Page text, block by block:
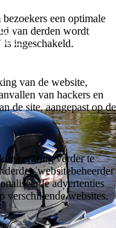
een optimale
van derden wordt
ingeschakeld.
van de website,
van hackers en
de site, aangepast op de
verder te
websitebeheerder
advertenties
verschillende websites.